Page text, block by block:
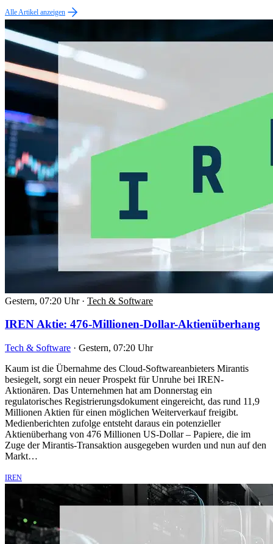
Alle Artikel anzeigen
Gestern, 07:20 Uhr · Tech & Software
IREN Aktie: 476-Millionen-Dollar-Aktienüberhang
Tech & Software · Gestern, 07:20 Uhr
Kaum ist die Übernahme des Cloud-Softwareanbieters Mirantis
besiegelt, sorgt ein neuer Prospekt für Unruhe bei IREN-
Aktionären. Das Unternehmen hat am Donnerstag ein
regulatorisches Registrierungsdokument eingereicht, das rund 11,9
Millionen Aktien für einen möglichen Weiterverkauf freigibt.
Medienberichten zufolge entsteht daraus ein potenzieller
Aktienüberhang von 476 Millionen US-Dollar – Papiere, die im
Zuge der Mirantis-Transaktion ausgegeben wurden und nun auf den
Markt…
IREN